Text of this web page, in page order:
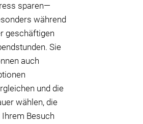
sparen—
während
geschäftigen
Sie
auch
und die
wählen, die
Ihrem Besuch